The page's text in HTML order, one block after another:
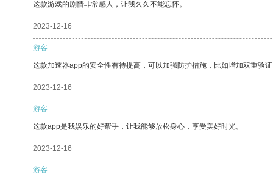
这款游戏的剧情非常感人，让我久久不能忘怀。
2023-12-16
游客
这款加速器app的安全性有待提高，可以加强防护措施，比如增加双重验
2023-12-16
游客
这款app是我娱乐的好帮手，让我能够放松身心，享受美好时光。
2023-12-16
游客